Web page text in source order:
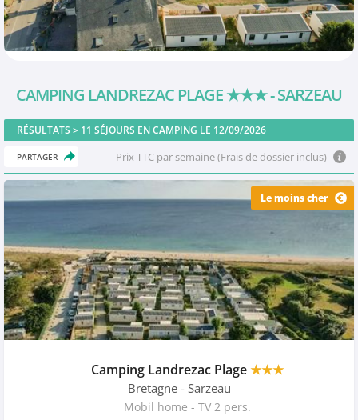
CAMPING LANDREZAC PLAGE★★★- SARZEAU
RÉSULTATS > 11 SÉJOURS EN CAMPING LE 12/09/2026
PARTAGER Prix TTC par semaine (Frais de dossier inclus)
Le moins cher
Camping Landrezac Plage★★★
Bretagne - Sarzeau
Mobil home - TV 2 pers.